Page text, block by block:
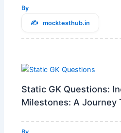
By
mocktesthub.in
Static GK Questions:
Milestones: A Journey